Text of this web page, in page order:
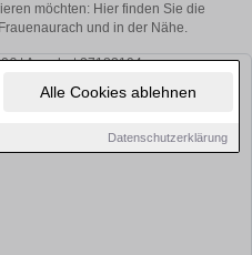
Alle Cookies ablehnen
Datenschutzerklärung
möchten: Hier finden Sie die
und in der Nähe.